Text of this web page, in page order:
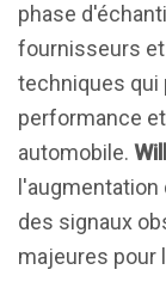
phase
fournisseurs et
techniques qui
performance
automobile.
des signaux
majeures pour